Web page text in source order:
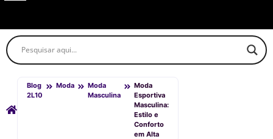
Blog
2L10
Moda
Moda
Masculina
Moda
Esportiva
Masculina:
Estilo e
Conforto
em Alta